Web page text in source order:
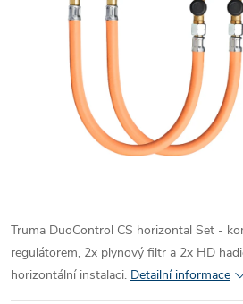
Truma DuoControl CS horizontal Set -
regulátorem, 2x plynový filtr a 2x HD
horizontální instalaci. Detailní informace